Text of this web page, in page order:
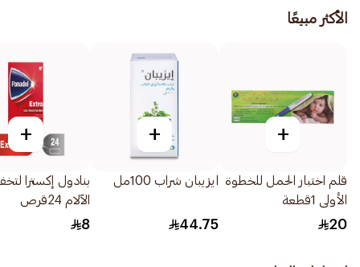
الأكثر مبيعًا
+
قلم اختبار الحمل للخطوة
الأولى 1قطعة
20
+
ايزيبان شراب 100مل
44.75
+
بنادول إكسترا
الآلام 24قرص
8